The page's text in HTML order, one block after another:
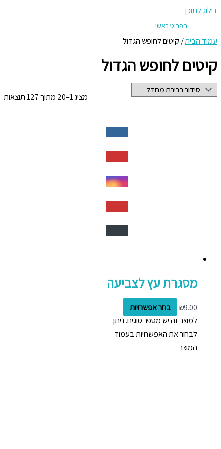
דילוג לתוכן
תפריט ראשי
עמוד הבית/ קיטים לחופש הגדול
קיטים לחופש הגדול
מציג 1–20 מתוך 127 תוצאות
מסגרת עץ לצביעה
₪9.00
בחר אפשרויות
למוצר זה יש מספר סוגים. ניתן
לבחור את האפשרויות בעמוד
המוצר